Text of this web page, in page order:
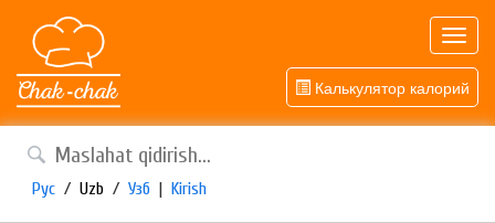
Калькулятор калорий
Рус / Uzb / Узб | Kirish